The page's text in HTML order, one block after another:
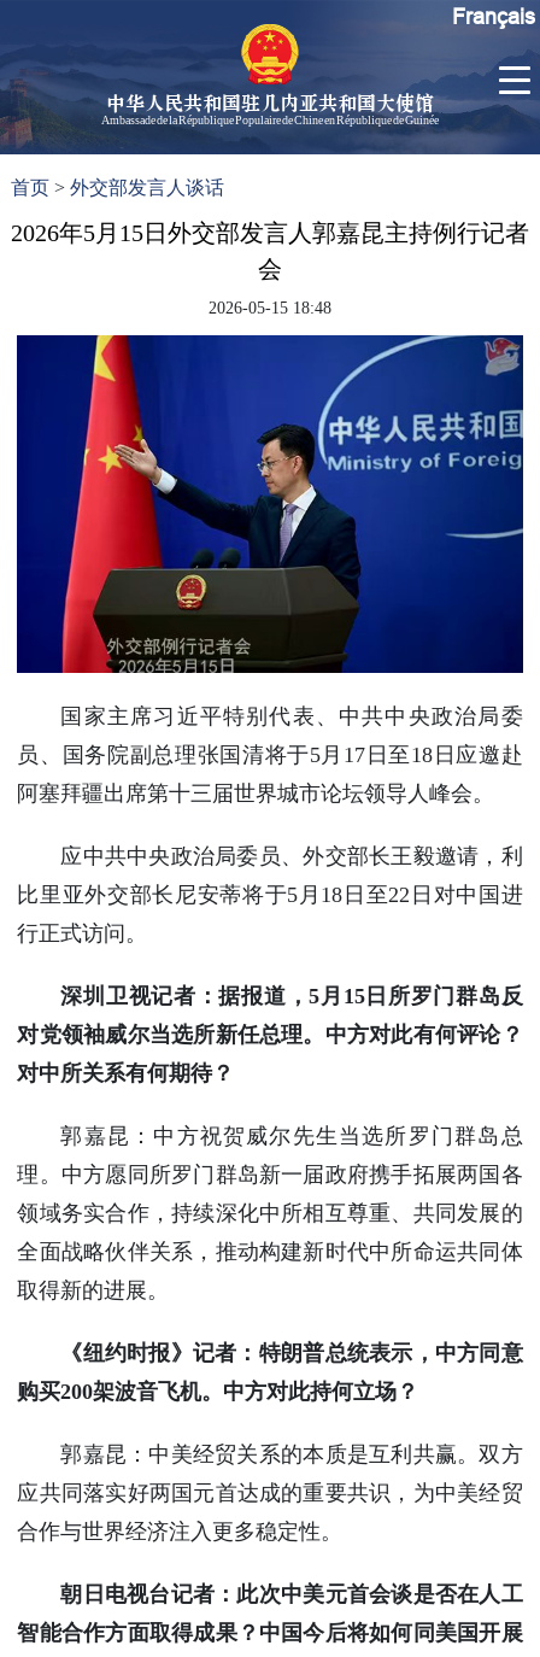
中华人民共和国驻几内亚共和国大使馆
Ambassade de la République Populaire de Chine en République de Guinée
大使信
孙勇大
使简历
中国历
任驻几
使
使馆信
息
使馆领
导及部
人
联系方
使馆掠
几
Français
首页 >外交部发言人谈话
2026年5月15日外交部发言人郭嘉昆主持例行记者
会
2026-05-15 18:48
国家主席习近平特别代表、中共中央政治局委
员、国务院副总理张国清将于5月17日至18日应邀赴
阿塞拜疆出席第十三届世界城市论坛领导人峰会。
应中共中央政治局委员、外交部长王毅邀请，利
比里亚外交部长尼安蒂将于5月18日至22日对中国进
行正式访问。
深圳卫视记者：据报道，5月15日所罗门群岛反
对党领袖威尔当选所新任总理。中方对此有何评论？
对中所关系有何期待？
郭嘉昆：中方祝贺威尔先生当选所罗门群岛总
理。中方愿同所罗门群岛新一届政府携手拓展两国各
领域务实合作，持续深化中所相互尊重、共同发展的
全面战略伙伴关系，推动构建新时代中所命运共同体
取得新的进展。
《纽约时报》记者：特朗普总统表示，中方同意
购买200架波音飞机。中方对此持何立场？
郭嘉昆：中美经贸关系的本质是互利共赢。双方
应共同落实好两国元首达成的重要共识，为中美经贸
合作与世界经济注入更多稳定性。
朝日电视台记者：此次中美元首会谈是否在人工
智能合作方面取得成果？中国今后将如何同美国开展